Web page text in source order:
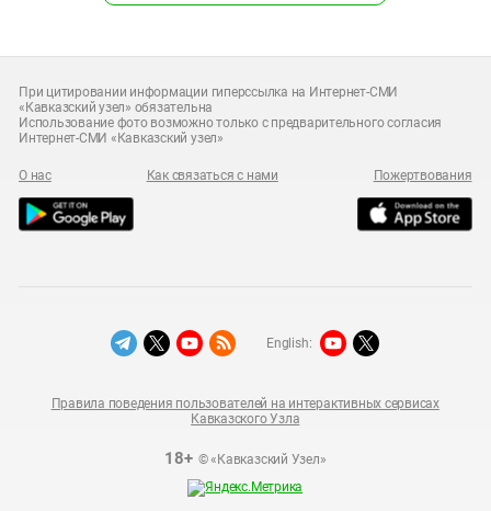
При цитировании информации гиперссылка на Интернет-СМИ
«Кавказский узел» обязательна
Использование фото возможно только с предварительного согласия
Интернет-СМИ «Кавказский узел»
О нас Как связаться с нами Пожертвования
18+© «Кавказский Узел»
Правила поведения пользователей на интерактивных сервисах
Кавказского Узла
English: